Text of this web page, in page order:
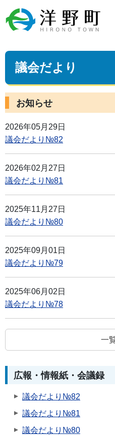
議会だより
お知らせ
2026年05月29日
議会だより№82
2026年02月27日
議会だより№81
2025年11月27日
議会だより№80
2025年09月01日
議会だより№79
2025年06月02日
議会だより№78
一
広報・情報紙・会議録
議会だより№82
議会だより№81
議会だより№80